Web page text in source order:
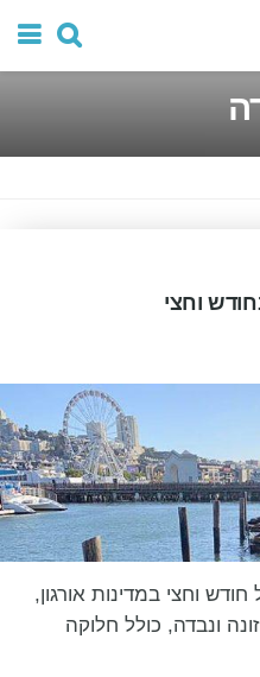
וחצי
וחצי במדינות אורגון,
ונבדה, כולל חלוקה